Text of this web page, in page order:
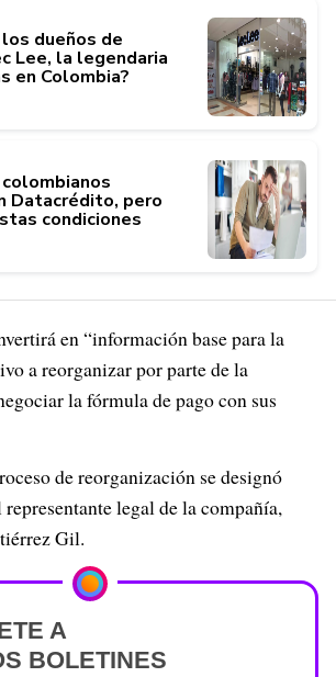
dueños de
Lee, la legendaria
en Colombia?
Datacrédito, pero
condiciones
en “información base para la
a reorganizar por parte de la
la fórmula de pago con sus
de reorganización se designó
legal de la compañía,
Gil.
A
BOLETINES